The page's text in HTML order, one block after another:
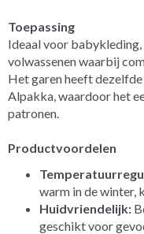
Toepassing
Ideaal voor
volwassenen waarbij
Het garen heeft
Alpakka, waardoor het
patronen.
Productvoordelen
warm in de winter,
Huidvriendelijk:
geschikt voor